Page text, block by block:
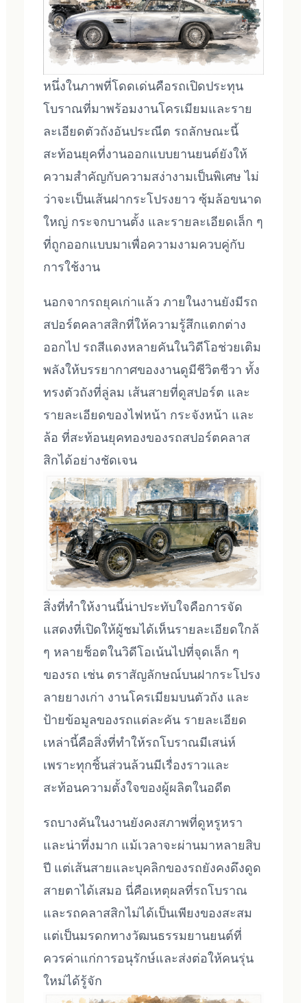
หนึ่งในภาพที่โดดเด่นคือรถเปิดประทุน
โบราณที่มาพร้อมงานโครเมียมและราย
ละเอียดตัวถังอันประณีต รถลักษณะนี้
สะท้อนยุคที่งานออกแบบยานยนต์ยังให้
ความสำคัญกับความสง่างามเป็นพิเศษ ไม่
ว่าจะเป็นเส้นฝากระโปรงยาว ซุ้มล้อขนาด
ใหญ่ กระจกบานตั้ง และรายละเอียดเล็ก ๆ
ที่ถูกออกแบบมาเพื่อความงามควบคู่กับ
การใช้งาน
นอกจากรถยุคเก่าแล้ว ภายในงานยังมีรถ
สปอร์ตคลาสสิกที่ให้ความรู้สึกแตกต่าง
ออกไป รถสีแดงหลายคันในวิดีโอช่วยเติม
พลังให้บรรยากาศของงานดูมีชีวิตชีวา ทั้ง
ทรงตัวถังที่ลู่ลม เส้นสายที่ดูสปอร์ต และ
รายละเอียดของไฟหน้า กระจังหน้า และ
ล้อ ที่สะท้อนยุคทองของรถสปอร์ตคลาส
สิกได้อย่างชัดเจน
สิ่งที่ทำให้งานนี้น่าประทับใจคือการจัด
แสดงที่เปิดให้ผู้ชมได้เห็นรายละเอียดใกล้
ๆ หลายช็อตในวิดีโอเน้นไปที่จุดเล็ก ๆ
ของรถ เช่น ตราสัญลักษณ์บนฝากระโปรง
ลายยางเก่า งานโครเมียมบนตัวถัง และ
ป้ายข้อมูลของรถแต่ละคัน รายละเอียด
เหล่านี้คือสิ่งที่ทำให้รถโบราณมีเสน่ห์
เพราะทุกชิ้นส่วนล้วนมีเรื่องราวและ
สะท้อนความตั้งใจของผู้ผลิตในอดีต
รถบางคันในงานยังคงสภาพที่ดูหรูหรา
และน่าทึ่งมาก แม้เวลาจะผ่านมาหลายสิบ
ปี แต่เส้นสายและบุคลิกของรถยังคงดึงดูด
สายตาได้เสมอ นี่คือเหตุผลที่รถโบราณ
และรถคลาสสิกไม่ได้เป็นเพียงของสะสม
แต่เป็นมรดกทางวัฒนธรรมยานยนต์ที่
ควรค่าแก่การอนุรักษ์และส่งต่อให้คนรุ่น
ใหม่ได้รู้จัก